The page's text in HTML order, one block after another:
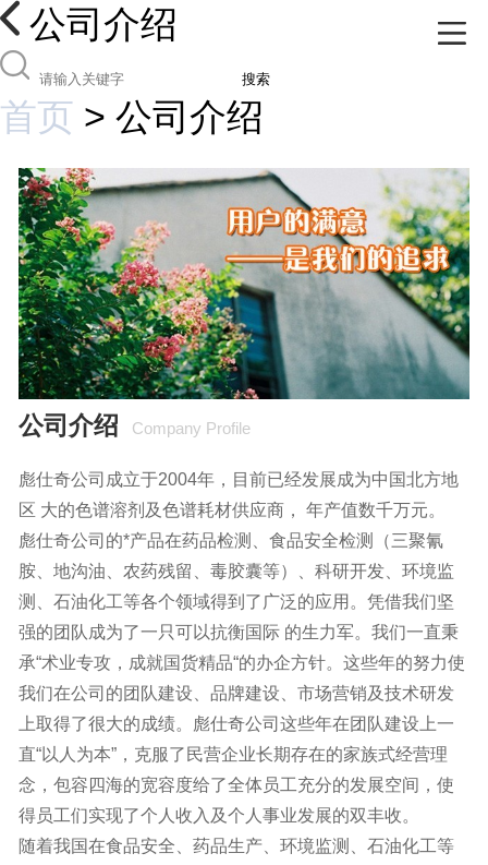
公司介绍
搜索
首页 > 公司介绍
公司介绍 Company Profile
彪仕奇公司成立于2004年，目前已经发展成为中国北方地
区 大的色谱溶剂及色谱耗材供应商， 年产值数千万元。
彪仕奇公司的*产品在药品检测、食品安全检测（三聚氰
胺、地沟油、农药残留、毒胶囊等）、科研开发、环境监
测、石油化工等各个领域得到了广泛的应用。凭借我们坚
强的团队成为了一只可以抗衡国际 的生力军。我们一直秉
承“术业专攻，成就国货精品“的办企方针。这些年的努力使
我们在公司的团队建设、品牌建设、市场营销及技术研发
上取得了很大的成绩。彪仕奇公司这些年在团队建设上一
直“以人为本”，克服了民营企业长期存在的家族式经营理
念，包容四海的宽容度给了全体员工充分的发展空间，使
得员工们实现了个人收入及个人事业发展的双丰收。
随着我国在食品安全、药品生产、环境监测、石油化工等